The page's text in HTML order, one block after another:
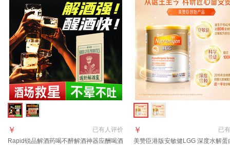
已有人评价
￥
Rapid锐品解酒药喝不醉解酒神器应酬喝酒
已有
￥
美赞臣港版安敏健LGG 深度水解蛋